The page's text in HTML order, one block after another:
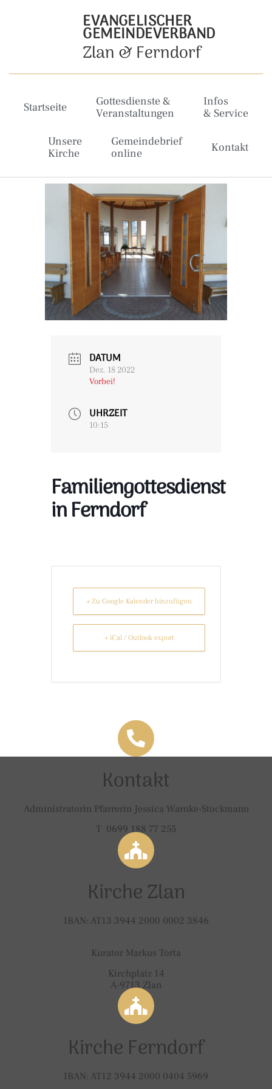
EVANGELISCHER
GEMEINDEVERBAND
Zlan & Ferndorf
Startseite
Gottesdienste &
Veranstaltungen
Infos
& Service
Unsere
Kirche
Gemeindebrief
online
Kontakt
DATUM
Dez. 18 2022
Vorbei!
UHRZEIT
10:15
Familiengottesdienst
in Ferndorf
+ Zu Google Kalender hinzufügen
+ iCal / Outlook export
Kontakt
Administratorin Pfarrerin Jessica Warnke-Stockmann
T 0699 188 77 255
Kirche Zlan
IBAN: AT13 3944 2000 0002 3846
Kurator Markus Torta
Kirchplatz 14
A-9713 Zlan
Kirche Ferndorf
IBAN: AT12 3944 2000 0404 5969